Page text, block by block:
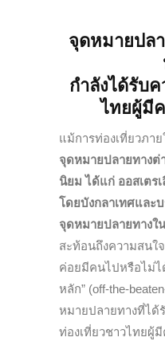
จุดหมายปล
กำลังได้รับ
ไทยผู้มี
แม้การท่องเที่ยวภา
จุดหมายปลายทางต่
นิยม ได้แก่ ออสเตร
โดยบังกลาเทศและ
จุดหมายปลายทางใ
สะท้อนถึงความสนใ
ค่อยมีคนไปหรือไม่ไ
หลัก” (off-the-
หมายปลายทางที่ได้
ท่องเที่ยวชาวไทยผู้